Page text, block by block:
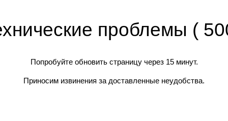
проблемы (
Попробуйте обновить страницу через 15 минут.
Приносим извинения за доставленные неудобства.